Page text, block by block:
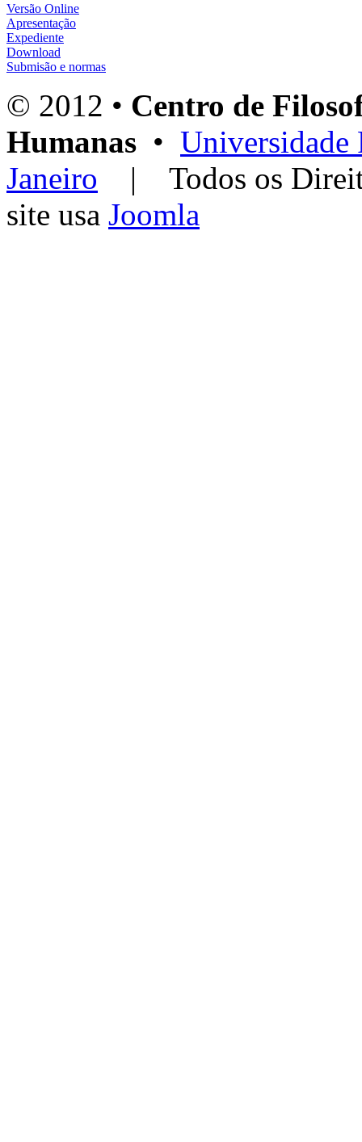
Versão Online
Apresentação
Expediente
Download
Submisão e normas
© 2012 • Centro de
Humanas • Universidade
Janeiro | Todos os
site usa Joomla